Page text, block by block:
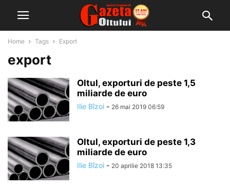
Home Tags Export
export
Oltul, exporturi de peste 1,5
miliarde de euro
Ilie Bîzoi - 26 mai 2019 06:59
Oltul, exporturi de peste 1,3
miliarde de euro
Ilie Bîzoi - 20 aprilie 2018 13:35